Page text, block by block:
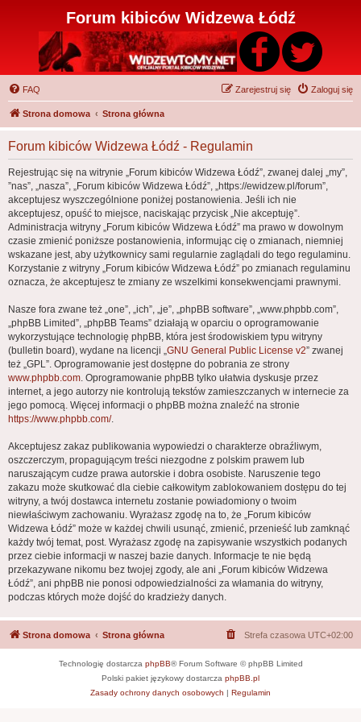
Forum kibiców Widzewa Łódź
FAQ Zaloguj się
Zarejestruj się
Strona domowa Strona główna
Forum kibiców Widzewa Łódź - Regulamin
Rejestrując się na witrynie „Forum kibiców Widzewa Łódź”, zwanej dalej „my”,
”nas”, „nasza”, „Forum kibiców Widzewa Łódź”, „https://ewidzew.pl/forum”,
akceptujesz wyszczególnione poniżej postanowienia. Jeśli ich nie
akceptujesz, opuść to miejsce, naciskając przycisk „Nie akceptuję”.
Administracja witryny „Forum kibiców Widzewa Łódź” ma prawo w dowolnym
czasie zmienić poniższe postanowienia, informując cię o zmianach, niemniej
wskazane jest, aby użytkownicy sami regularnie zaglądali do tego regulaminu.
Korzystanie z witryny „Forum kibiców Widzewa Łódź” po zmianach regulaminu
oznacza, że akceptujesz te zmiany ze wszelkimi konsekwencjami prawnymi.
Nasze fora zwane też „one”, „ich”, „je”, „phpBB software”, „www.phpbb.com”,
„phpBB Limited”, „phpBB Teams” działają w oparciu o oprogramowanie
wykorzystujące technologię phpBB, która jest środowiskiem typu witryny
(bulletin board), wydane na licencji „GNU General Public License v2” zwanej
też „GPL”. Oprogramowanie jest dostępne do pobrania ze strony
www.phpbb.com. Oprogramowanie phpBB tylko ułatwia dyskusje przez
internet, a jego autorzy nie kontrolują tekstów zamieszczanych w internecie za
jego pomocą. Więcej informacji o phpBB można znaleźć na stronie
https://www.phpbb.com/.
Akceptujesz zakaz publikowania wypowiedzi o charakterze obraźliwym,
oszczerczym, propagującym treści niezgodne z polskim prawem lub
naruszającym cudze prawa autorskie i dobra osobiste. Naruszenie tego
zakazu może skutkować dla ciebie całkowitym zablokowaniem dostępu do tej
witryny, a twój dostawca internetu zostanie powiadomiony o twoim
niewłaściwym zachowaniu. Wyrażasz zgodę na to, że „Forum kibiców
Widzewa Łódź” może w każdej chwili usunąć, zmienić, przenieść lub zamknąć
każdy twój temat, post. Wyrażasz zgodę na zapisywanie wszystkich podanych
przez ciebie informacji w naszej bazie danych. Informacje te nie będą
przekazywane nikomu bez twojej zgody, ale ani „Forum kibiców Widzewa
Łódź”, ani phpBB nie ponosi odpowiedzialności za włamania do witryny,
podczas których może dojść do kradzieży danych.
Strona domowa Strona główna Strefa czasowa UTC+02:00
Technologię dostarcza phpBB® Forum Software © phpBB Limited
Polski pakiet językowy dostarcza phpBB.pl
Zasady ochrony danych osobowych | Regulamin